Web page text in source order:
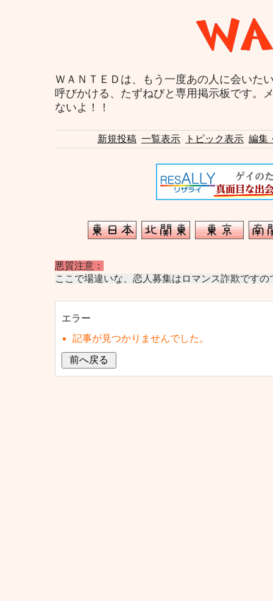
ＷＡＮＴＥＤは、もう一度あの人に会いた
呼びかける、たずねびと専用掲示板です。
ないよ！！
新規投稿 一覧表示 トピック表示 編集
悪質注意：
ここで場違いな、恋人募集はロマンス詐欺です
エラー
記事が見つかりませんでした。